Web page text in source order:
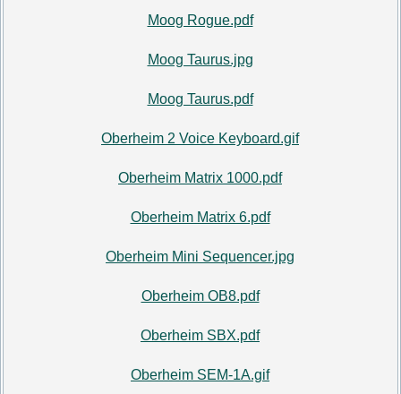
Moog Rogue.pdf
Moog Taurus.jpg
Moog Taurus.pdf
Oberheim 2 Voice Keyboard.gif
Oberheim Matrix 1000.pdf
Oberheim Matrix 6.pdf
Oberheim Mini Sequencer.jpg
Oberheim OB8.pdf
Oberheim SBX.pdf
Oberheim SEM-1A.gif